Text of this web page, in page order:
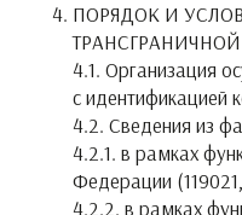
ПОРЯДОК И
4.1. Организация
с идентификацией
4.2. Сведения из
4.2.1. в рамках
Федерации
4.2.2. в рамках